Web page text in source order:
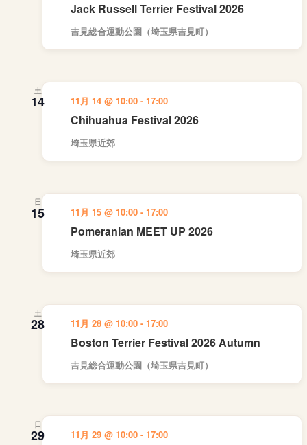
Jack Russell Terrier Festival 2026
吉見総合運動公園（埼玉県吉見町）
土
14
Chihuahua Festival 2026
11月 14 @ 10:00 - 17:00
埼玉県近郊
日
15
Pomeranian MEET UP 2026
11月 15 @ 10:00 - 17:00
埼玉県近郊
土
28
Boston Terrier Festival 2026 Autumn
11月 28 @ 10:00 - 17:00
吉見総合運動公園（埼玉県吉見町）
日
29 11月 29 @ 10:00 - 17:00